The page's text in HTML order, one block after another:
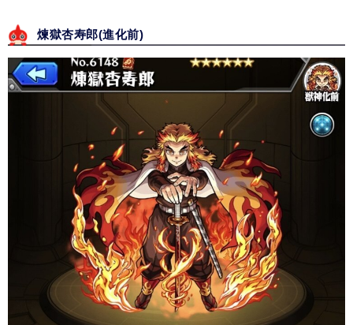
煉獄杏寿郎(進化前)